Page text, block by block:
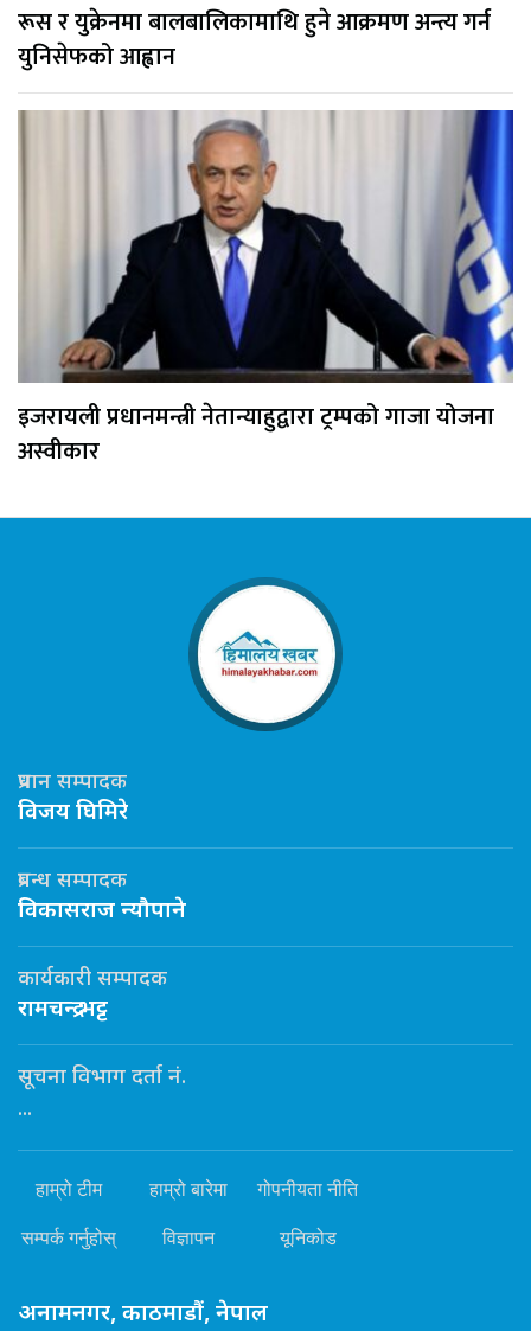
रूस र युक्रेनमा बालबालिकामाथि हुने आक्रमण अन्त्य गर्न
युनिसेफको आह्वान
इजरायली प्रधानमन्त्री नेतान्याहुद्वारा ट्रम्पको गाजा योजना
अस्वीकार
प्रधान सम्पादक
विजय घिमिरे
प्रबन्ध सम्पादक
विकासराज न्यौपाने
कार्यकारी सम्पादक
रामचन्द्र भट्ट
सूचना विभाग दर्ता नं.
...
हाम्रो टीम हाम्रो बारेमा गोपनीयता नीति
सम्पर्क गर्नुहोस् विज्ञापन यूनिकोड
अनामनगर, काठमाडौं, नेपाल